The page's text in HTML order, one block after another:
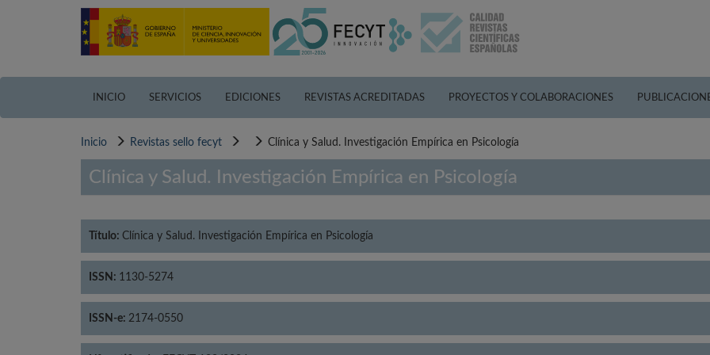
INICIO SERVICIOS EDICIONES REVISTAS ACREDITADAS PROYECTOS Y COLABORACIONES
Inicio Revistas sello fecyt Clínica y Salud. Investigación Empírica en Psicología
Clínica y Salud. Investigación Empírica en Psicología
Título: Clínica y Salud. Investigación Empírica en Psicología
ISSN: 1130-5274
ISSN-e: 2174-0550